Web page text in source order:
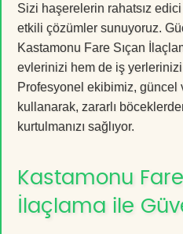
Sizi haşerelerin rahatsız
etkili çözümler sunuyoruz.
Kastamonu Fare Sıçan
evlerinizi hem de iş
Profesyonel ekibimiz, güncel
kullanarak, zararlı
kurtulmanızı sağlıyor.
Kastamonu
İlaçlama ile